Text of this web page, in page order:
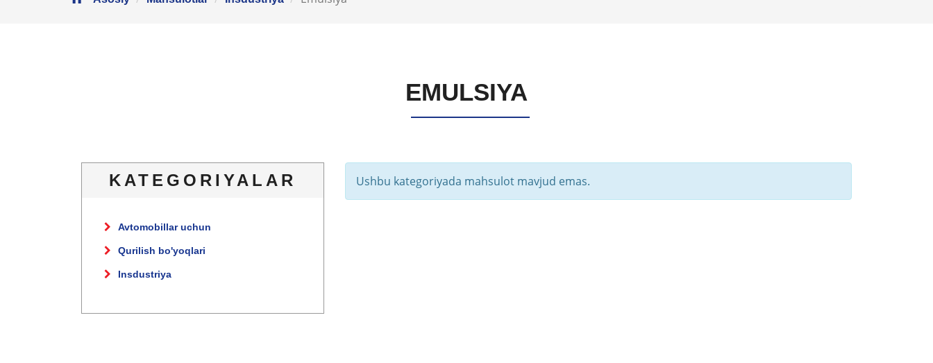
EMULSIYA
KATEGORIYALAR
Avtomobillar uchun
Qurilish bo'yoqlari
Insdustriya
Ushbu kategoriyada mahsulot mavjud emas.